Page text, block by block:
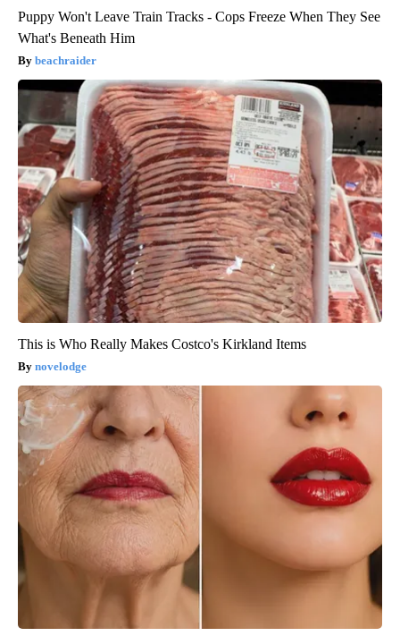
Puppy Won't Leave Train Tracks - Cops Freeze When They See
What's Beneath Him
beachraider
This is Who Really Makes Costco's Kirkland Items
novelodge